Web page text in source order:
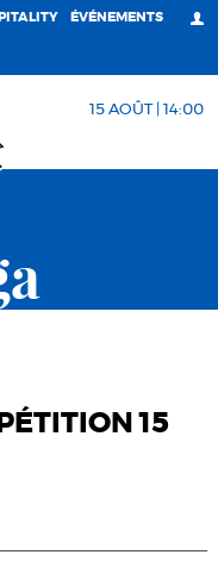
ÉVÉNEMENTS
15 AOÛT | 14:00
15